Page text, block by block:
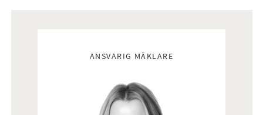
ANSVARIG MÄKLARE